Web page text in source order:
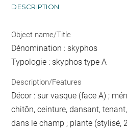
DESCRIPTION
Object name/Title
Dénomination : skyphos
Typologie : skyphos type A
Description/Features
Décor : sur vasque (face A) ;
chitôn, ceinture, dansant,
dans le champ ; plante (stylisé,